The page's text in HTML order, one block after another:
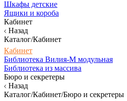
Шкафы детские
Ящики и короба
Кабинет
Назад
Каталог/Кабинет
Кабинет
Библиотека Вилия-М модульная
Библиотека из массива
Бюро и секретеры
Назад
Каталог/Кабинет/Бюро и секретеры